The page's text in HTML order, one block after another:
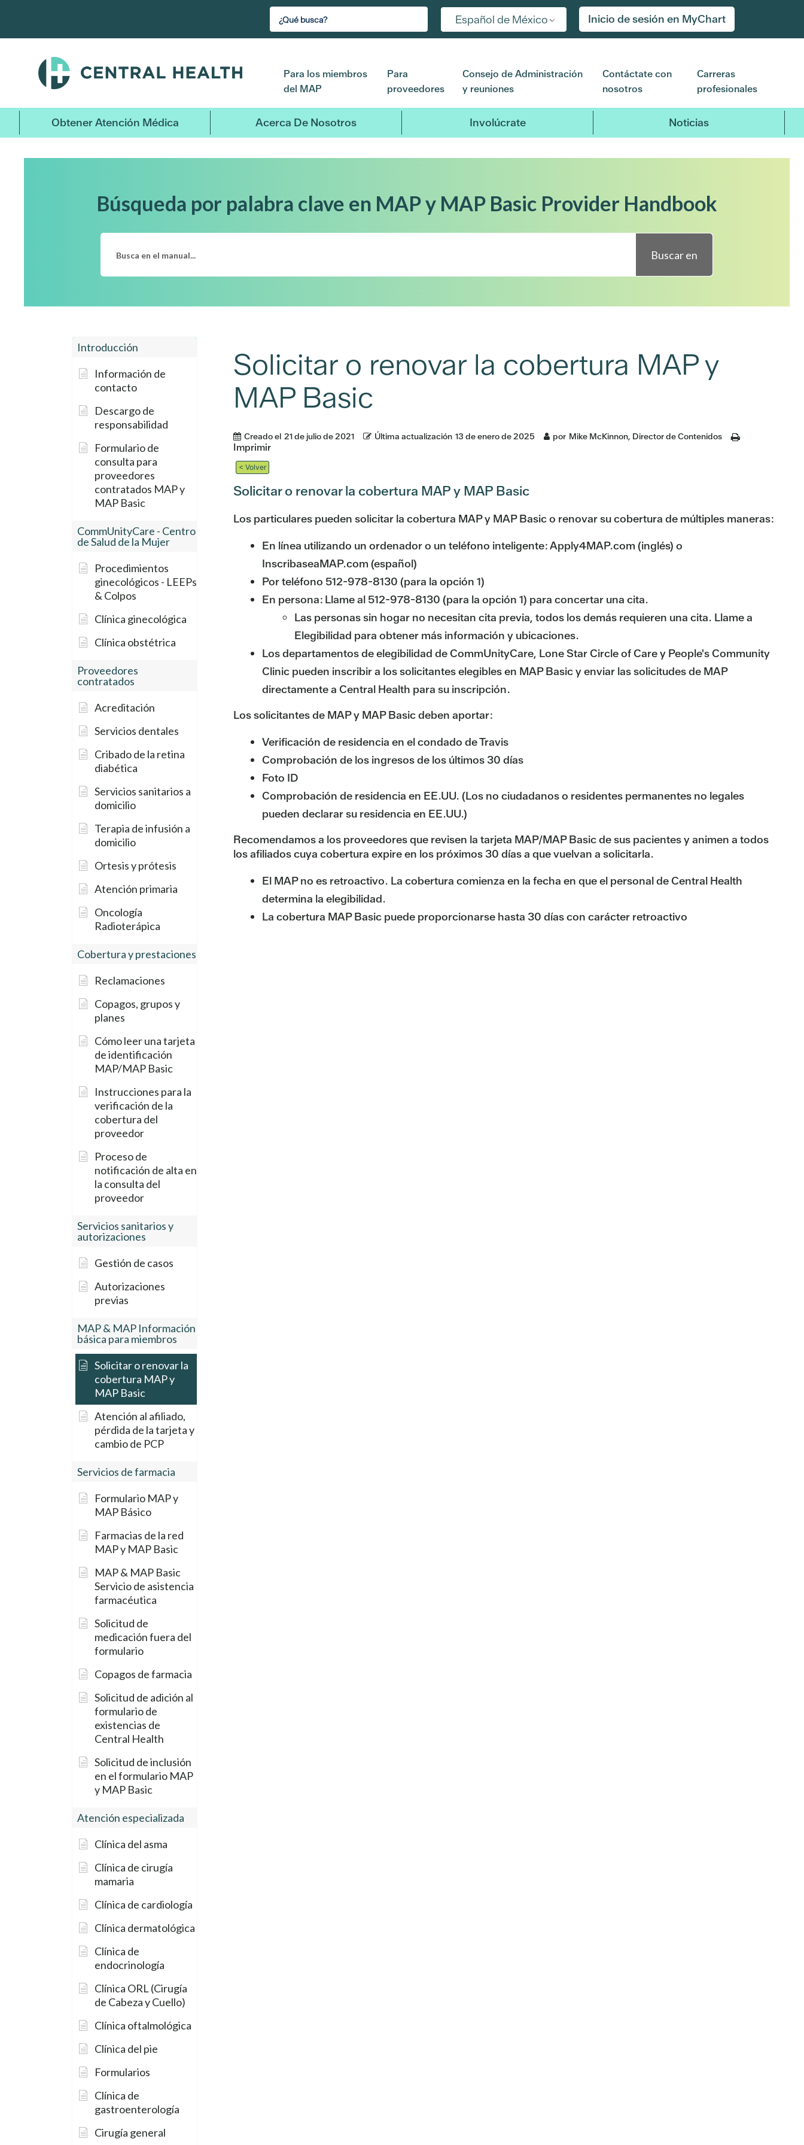
contenido
Español de México Inicio de sesión en MyChart
Para los miembros
del MAP
Para
proveedores
Consejo de Administración
y reuniones
Contáctate con
nosotros
Carreras
profesionales
Obtener Atención Médica Acerca De Nosotros Involúcrate Noticias
Búsqueda por palabra clave en MAP y MAP Basic Provider Handbook
Buscar en
Introducción
Información de
contacto
Descargo de
responsabilidad
Formulario de
consulta para
proveedores
contratados MAP y
MAP Basic
CommUnityCare - Centro
de Salud de la Mujer
Procedimientos
ginecológicos - LEEPs
& Colpos
Clínica ginecológica
Clínica obstétrica
Proveedores
contratados
Acreditación
Servicios dentales
Cribado de la retina
diabética
Servicios sanitarios a
domicilio
Terapia de infusión a
domicilio
Ortesis y prótesis
Atención primaria
Oncología
Radioterápica
Cobertura y prestaciones
Reclamaciones
Copagos, grupos y
planes
Cómo leer una tarjeta
de identificación
MAP/MAP Basic
Instrucciones para la
verificación de la
cobertura del
proveedor
Proceso de
notificación de alta en
la consulta del
proveedor
Servicios sanitarios y
autorizaciones
Gestión de casos
Autorizaciones
previas
MAP & MAP Información
básica para miembros
Solicitar o renovar la
cobertura MAP y
MAP Basic
Atención al afiliado,
pérdida de la tarjeta y
cambio de PCP
Servicios de farmacia
Formulario MAP y
MAP Básico
Farmacias de la red
MAP y MAP Basic
MAP & MAP Basic
Servicio de asistencia
farmacéutica
Solicitud de
medicación fuera del
formulario
Copagos de farmacia
Solicitud de adición al
formulario de
existencias de
Central Health
Solicitud de inclusión
en el formulario MAP
y MAP Basic
Atención especializada
Clínica del asma
Clínica de cirugía
mamaria
Clínica de cardiología
Clínica dermatológica
Clínica de
endocrinología
Clínica ORL (Cirugía
de Cabeza y Cuello)
Clínica oftalmológica
Clínica del pie
Formularios
Clínica de
gastroenterología
Cirugía general
Solicitar o renovar la cobertura MAP y
MAP Basic
Creado el 21 de julio de 2021 Última actualización 13 de enero de 2025 por Mike McKinnon, Director de Contenidos
Imprimir
< Volver
Solicitar o renovar la cobertura MAP y MAP Basic
Los particulares pueden solicitar la cobertura MAP y MAP Basic o renovar su cobertura de múltiples maneras:
En línea utilizando un ordenador o un teléfono inteligente: Apply4MAP.com (inglés) o
InscribaseaMAP.com (español)
Por teléfono 512-978-8130 (para la opción 1)
En persona: Llame al 512-978-8130 (para la opción 1) para concertar una cita.
Las personas sin hogar no necesitan cita previa, todos los demás requieren una cita. Llame a
Elegibilidad para obtener más información y ubicaciones.
Los departamentos de elegibilidad de CommUnityCare, Lone Star Circle of Care y People's Community
Clinic pueden inscribir a los solicitantes elegibles en MAP Basic y enviar las solicitudes de MAP
directamente a Central Health para su inscripción.
Los solicitantes de MAP y MAP Basic deben aportar:
Verificación de residencia en el condado de Travis
Comprobación de los ingresos de los últimos 30 días
Foto ID
Comprobación de residencia en EE.UU. (Los no ciudadanos o residentes permanentes no legales
pueden declarar su residencia en EE.UU.)
Recomendamos a los proveedores que revisen la tarjeta MAP/MAP Basic de sus pacientes y animen a todos
los afiliados cuya cobertura expire en los próximos 30 días a que vuelvan a solicitarla.
El MAP no es retroactivo. La cobertura comienza en la fecha en que el personal de Central Health
determina la elegibilidad.
La cobertura MAP Basic puede proporcionarse hasta 30 días con carácter retroactivo